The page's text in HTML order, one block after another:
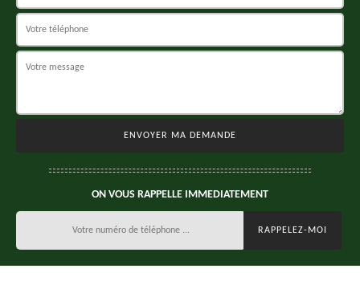
ON VOUS RAPPELLE IMMEDIATEMENT